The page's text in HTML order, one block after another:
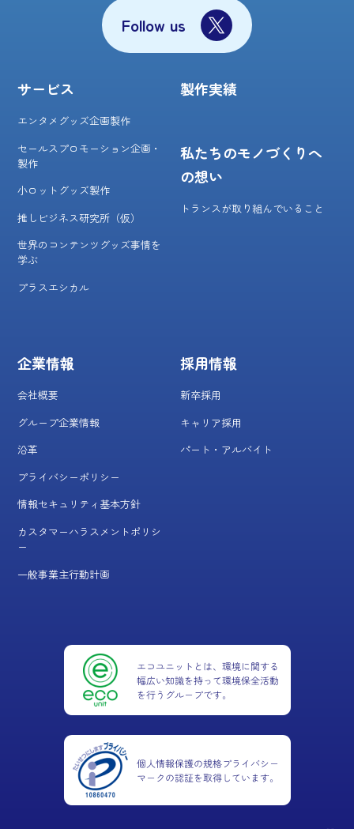
Follow us
サービス
エンタメグッズ企画製作
セールスプロモーション企画・
製作
小ロットグッズ製作
推しビジネス研究所（仮）
世界のコンテンツグッズ事情を
学ぶ
プラスエシカル
製作実績
私たちのモノづくりへ
の想い
トランスが取り組んでいること
企業情報
会社概要
グループ企業情報
沿革
プライバシーポリシー
情報セキュリティ基本方針
カスタマーハラスメントポリシ
ー
一般事業主行動計画
採用情報
新卒採用
キャリア採用
パート・アルバイト